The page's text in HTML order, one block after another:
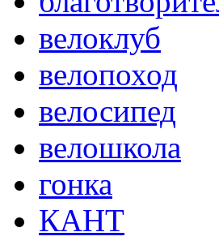
велоклуб
велопоход
велосипед
велошкола
гонка
КАНТ